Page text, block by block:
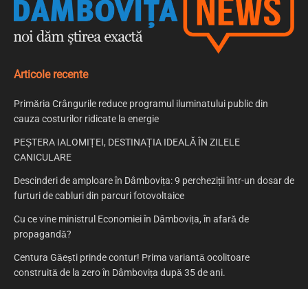
Articole recente
Primăria Crângurile reduce programul iluminatului public din
cauza costurilor ridicate la energie
PEȘTERA IALOMIȚEI, DESTINAȚIA IDEALĂ ÎN ZILELE
CANICULARE
Descinderi de amploare în Dâmbovița: 9 percheziții într-un dosar de
furturi de cabluri din parcuri fotovoltaice
Cu ce vine ministrul Economiei în Dâmbovița, în afară de
propagandă?
Centura Găești prinde contur! Prima variantă ocolitoare
construită de la zero în Dâmbovița după 35 de ani.